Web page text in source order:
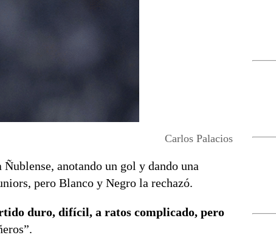
Carlos Palacios
Ñublense, anotando un gol y dando una
pero Blanco y Negro la rechazó.
duro, difícil, a ratos complicado, pero